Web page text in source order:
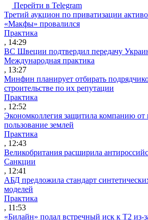
Перейти в Telegram
Третий аукцион по приватизации
«Макфы» провалился
Практика
, 14:29
ВС Швеции подтвердил передачу
Международная практика
, 13:27
Минфин планирует отбирать
строительстве по их репутации
Практика
, 12:52
Экономколлегия защитила компанию от
пользование землей
Практика
, 12:43
Великобритания расширила
Санкции
, 12:41
АБД предложила стандарт
моделей
Практика
, 11:53
«Билайн» подал встречный иск к Т2 из-